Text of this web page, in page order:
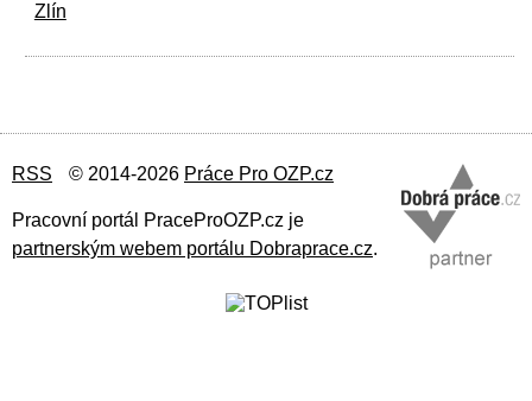
Zlín
RSS © 2014-2026 Práce Pro OZP.cz
Pracovní portál PraceProOZP.cz je
partnerským webem portálu Dobraprace.cz.